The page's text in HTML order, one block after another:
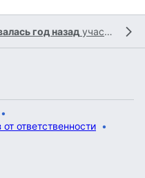
год назад участником
от ответственности